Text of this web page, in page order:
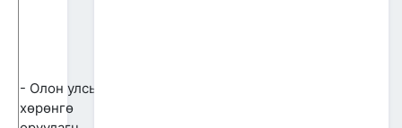
- Олон улсын
хөрөнгө